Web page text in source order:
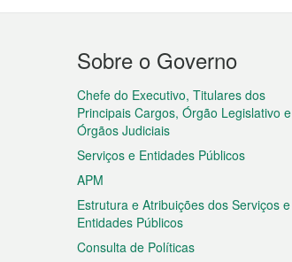
Menu
do
rodapé
Sobre o Governo
Chefe do Executivo, Titulares dos
Principais Cargos, Órgão Legislativo e
Órgãos Judiciais
Serviços e Entidades Públicos
APM
Estrutura e Atribuições dos Serviços e
Entidades Públicos
Consulta de Políticas